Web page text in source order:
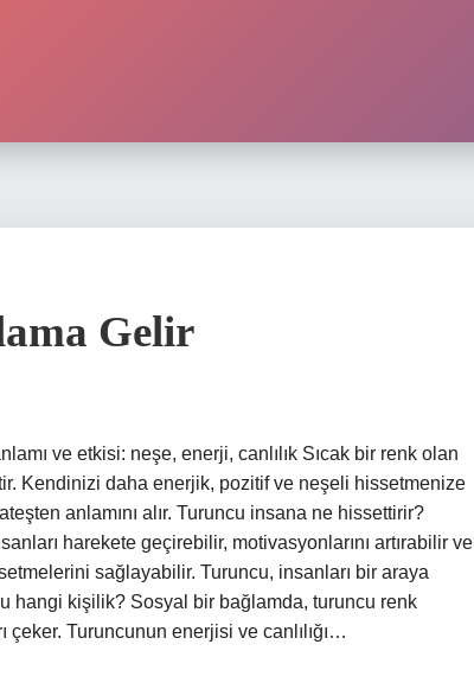
Gelir
ve etkisi: neşe, enerji, canlılık Sıcak bir renk olan
Kendinizi daha enerjik, pozitif ve neşeli hissetmenize
anlamını alır. Turuncu insana ne hissettirir?
harekete geçirebilir, motivasyonlarını artırabilir ve
sağlayabilir. Turuncu, insanları bir araya
hangi kişilik? Sosyal bir bağlamda, turuncu renk
Turuncunun enerjisi ve canlılığı…